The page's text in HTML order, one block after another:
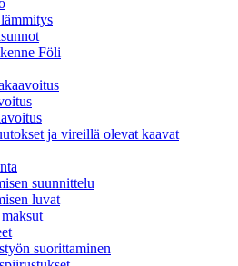
Föli
ja vireillä olevat kaavat
suunnittelu
luvat
suorittaminen